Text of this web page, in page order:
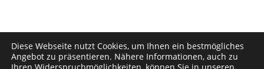
Impressum Datenschutz
Disclaimer
Kontakt
Diese Webseite nutzt Cookies, um Ihnen ein bestmögliches
Angebot zu präsentieren. Nähere Informationen, auch zu